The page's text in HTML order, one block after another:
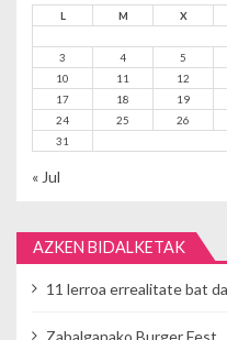
L M X
3
4 5
10
11 12
17
18 19
24
25 26
31
« Jul
AZKEN BIDALKETAK
11 lerroa errealitate bat
Zabalganako Burger Fest